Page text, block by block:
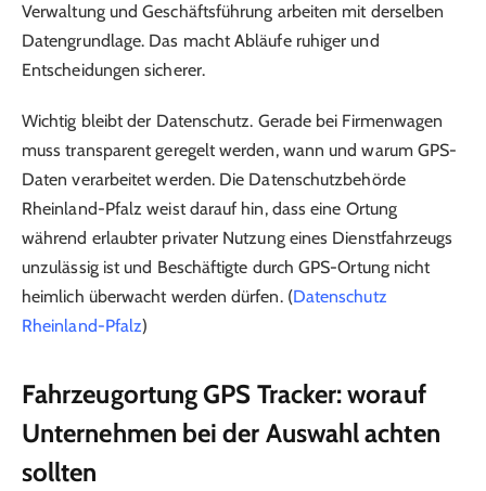
Verwaltung und Geschäftsführung arbeiten mit derselben
Datengrundlage. Das macht Abläufe ruhiger und
Entscheidungen sicherer.
Wichtig bleibt der Datenschutz. Gerade bei Firmenwagen
muss transparent geregelt werden, wann und warum GPS-
Daten verarbeitet werden. Die Datenschutzbehörde
Rheinland-Pfalz weist darauf hin, dass eine Ortung
während erlaubter privater Nutzung eines Dienstfahrzeugs
unzulässig ist und Beschäftigte durch GPS-Ortung nicht
heimlich überwacht werden dürfen. (Datenschutz
Rheinland-Pfalz)
Fahrzeugortung GPS Tracker: worauf
Unternehmen bei der Auswahl achten
sollten